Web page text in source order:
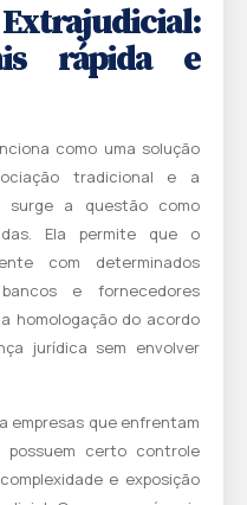
rápida e
como uma solução
tradicional e a
surge a questão como
Ela permite que o
com determinados
e fornecedores
homologação do acordo
jurídica sem envolver
empresas que enfrentam
possuem certo controle
e exposição